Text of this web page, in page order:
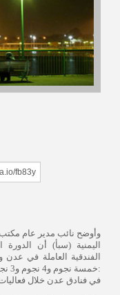
وأوضح نائب مدير عام مكتب
اليمنية (سبأ) أن
في فنادق عدن خلال